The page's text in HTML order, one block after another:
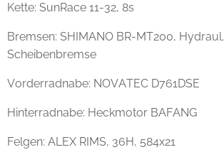
Kette: SunRace 11-32, 8s
Bremsen: SHIMANO BR-MT200, Hydraul.
Scheibenbremse
Vorderradnabe: NOVATEC D761DSE
Hinterradnabe: Heckmotor BAFANG
Felgen: ALEX RIMS, 36H, 584x21